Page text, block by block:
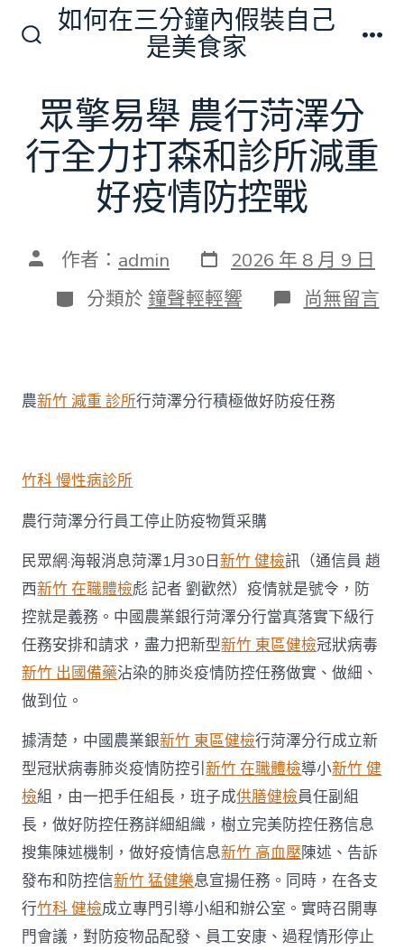
換
開
關
如何在三分鐘內假裝自己
是美食家
眾擎易舉 農行菏澤分
行全力打森和診所減重
好疫情防控戰
文 作者： admin 發
表
日
期
2026 年 8 月 9 日
分
類
分類於 鐘聲輕輕響 在
〈眾
農
行
森
和
診
所
減
重
好
疫
控
戰〉
中
尚無留言
農新竹 減重 診所行菏澤分行積極做好防疫任務
竹科 慢性病診所
農行菏澤分行員工停止防疫物質采購
民眾網·海報消息菏澤1月30日新竹 健檢訊（通信員 趙
西新竹 在職體檢彪 記者 劉歡然）疫情就是號令，防
控就是義務。中國農業銀行菏澤分行當真落實下級行
任務安排和請求，盡力把新型新竹 東區健檢冠狀病毒
新竹 出國備藥沾染的肺炎疫情防控任務做實、做細、
做到位。
據清楚，中國農業銀新竹 東區健檢行菏澤分行成立新
型冠狀病毒肺炎疫情防控引新竹 在職體檢導小新竹 健
檢組，由一把手任組長，班子成供膳健檢員任副組
長，做好防控任務詳細組織，樹立完美防控任務信息
搜集陳述機制，做好疫情信息新竹 高血壓陳述、告訴
發布和防控信新竹 猛健樂息宣揚任務。同時，在各支
行竹科 健檢成立專門引導小組和辦公室。實時召開專
門會議，對防疫物品配發、員工安康、過程情形停止